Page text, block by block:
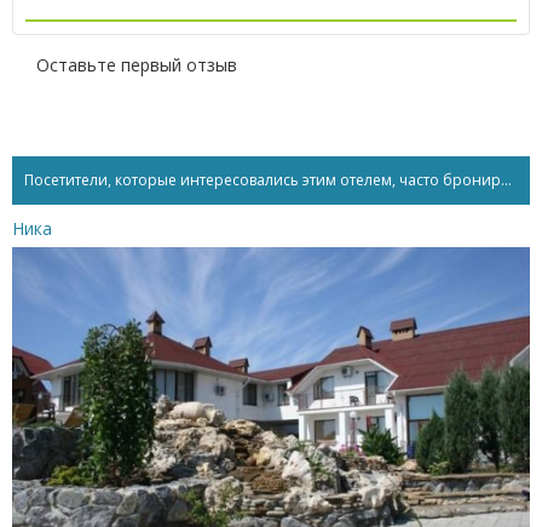
Оставьте первый отзыв
Посетители, которые интересовались этим отелем, часто бронируют...
Ника